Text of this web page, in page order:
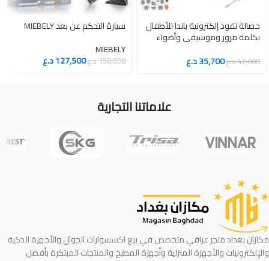
حصالة نقود إلكترونية باندا للأطفال
بكلمة مرور وموسيقى وأضواء
42,000د.ع35,700د.ع
سيارة التحكم عن بعد MIEBELY
MIEBELY
150,000د.ع127,500د.ع
علاماتنا التجارية
مكازان بغداد متجر عراقي متخصص في بيع اكسسوارات الجوال والأجهزة الذكية
والإلكترونيات والأجهزة المنزلية وأجهزة المطبخ والمنتجات المبتكرة بأفضل